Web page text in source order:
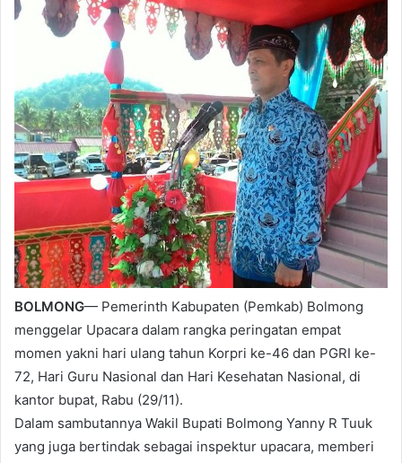
BOLMONG— Pemerinth Kabupaten (Pemkab) Bolmong
menggelar Upacara dalam rangka peringatan empat
momen yakni hari ulang tahun Korpri ke-46 dan PGRI ke-
72, Hari Guru Nasional dan Hari Kesehatan Nasional, di
kantor bupat, Rabu (29/11).
Dalam sambutannya Wakil Bupati Bolmong Yanny R Tuuk
yang juga bertindak sebagai inspektur upacara, memberi